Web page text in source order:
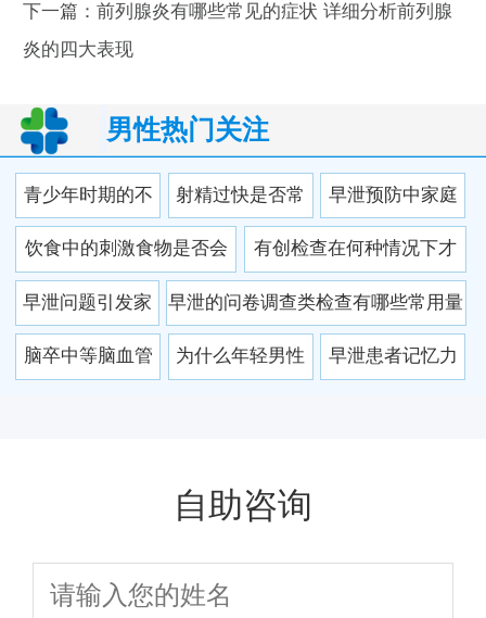
下一篇： 前列腺炎有哪些常见的症状 详细分析前列腺
炎的四大表现
男性热门关注
青少年时期的不
良习惯会引发成
年后早泄吗
射精过快是否常
伴随射精疼痛等
不适
早泄预防中家庭
氛围营造的要点
饮食中的刺激食物是否会
使身体在短期内反应异常
有创检查在何种情况下才
会用于早泄诊断
早泄问题引发家
庭矛盾的常见表
早泄的问卷调查类检查有哪些常用量
脑卒中等脑血管 为什么年轻男性 早泄患者记忆力
自助咨询